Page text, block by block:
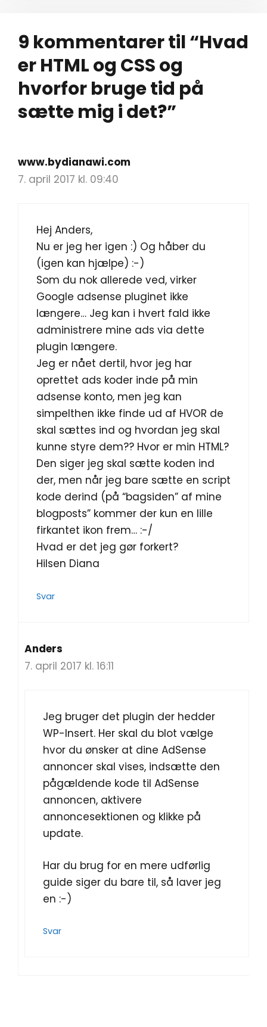
9 kommentarer til “Hvad
er HTML og CSS og
hvorfor bruge tid på
sætte mig i det?”
www.bydianawi.com
7. april 2017 kl. 09:40
Hej Anders,
Nu er jeg her igen :) Og håber du
(igen kan hjælpe) :-)
Som du nok allerede ved, virker
Google adsense pluginet ikke
længere… Jeg kan i hvert fald ikke
administrere mine ads via dette
plugin længere.
Jeg er nået dertil, hvor jeg har
oprettet ads koder inde på min
adsense konto, men jeg kan
simpelthen ikke finde ud af HVOR de
skal sættes ind og hvordan jeg skal
kunne styre dem?? Hvor er min HTML?
Den siger jeg skal sætte koden ind
der, men når jeg bare sætte en script
kode derind (på “bagsiden” af mine
blogposts” kommer der kun en lille
firkantet ikon frem… :-/
Hvad er det jeg gør forkert?
Hilsen Diana
Svar
Anders
7. april 2017 kl. 16:11
Jeg bruger det plugin der hedder
WP-Insert. Her skal du blot vælge
hvor du ønsker at dine AdSense
annoncer skal vises, indsætte den
pågældende kode til AdSense
annoncen, aktivere
annoncesektionen og klikke på
update.
Har du brug for en mere udførlig
guide siger du bare til, så laver jeg
en :-)
Svar